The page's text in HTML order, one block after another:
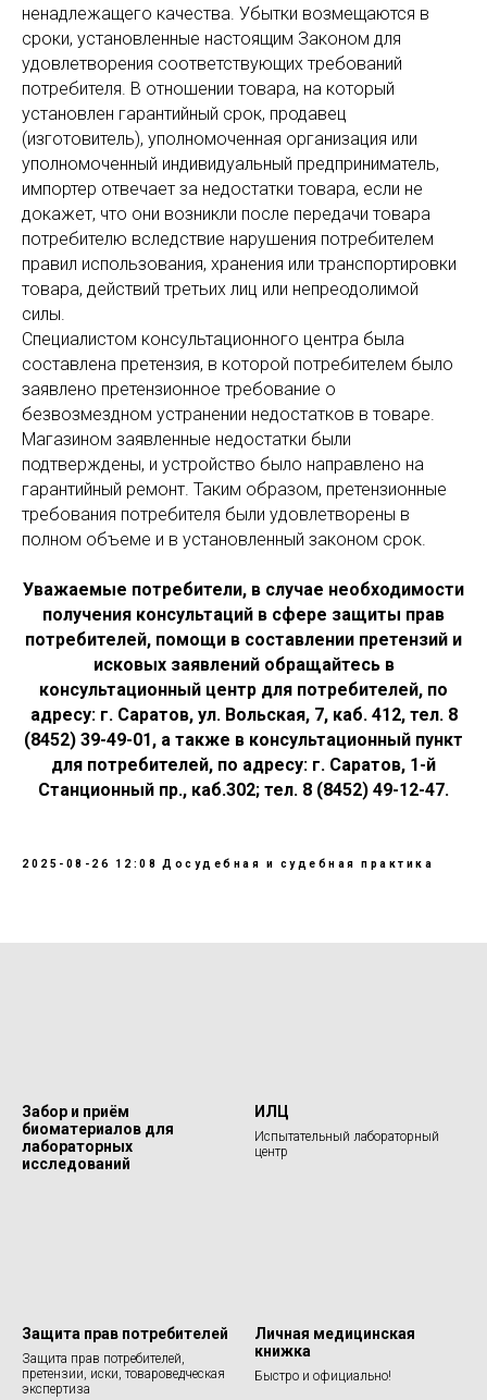
ненадлежащего качества. Убытки возмещаются в
сроки, установленные настоящим Законом для
удовлетворения соответствующих требований
потребителя. В отношении товара, на который
установлен гарантийный срок, продавец
(изготовитель), уполномоченная организация или
уполномоченный индивидуальный предприниматель,
импортер отвечает за недостатки товара, если не
докажет, что они возникли после передачи товара
потребителю вследствие нарушения потребителем
правил использования, хранения или транспортировки
товара, действий третьих лиц или непреодолимой
силы.
Специалистом консультационного центра была
составлена претензия, в которой потребителем было
заявлено претензионное требование о
безвозмездном устранении недостатков в товаре.
Магазином заявленные недостатки были
подтверждены, и устройство было направлено на
гарантийный ремонт. Таким образом, претензионные
требования потребителя были удовлетворены в
полном объеме и в установленный законом срок.
Уважаемые потребители, в случае необходимости
получения консультаций в сфере защиты прав
потребителей, помощи в составлении претензий и
исковых заявлений обращайтесь в
консультационный центр для потребителей, по
адресу: г. Саратов, ул. Вольская, 7, каб. 412, тел. 8
(8452) 39-49-01, а также в консультационный пункт
для потребителей, по адресу: г. Саратов, 1-й
Станционный пр., каб.302; тел. 8 (8452) 49-12-47.
2025-08-26 12:08 Досудебная и судебная практика
Забор и приём
биоматериалов для
лабораторных
исследований
ИЛЦ
Испытательный лабораторный
центр
Защита прав потребителей
Защита прав потребителей,
претензии, иски, товароведческая
экспертиза
Личная медицинская
книжка
Быстро и официально!